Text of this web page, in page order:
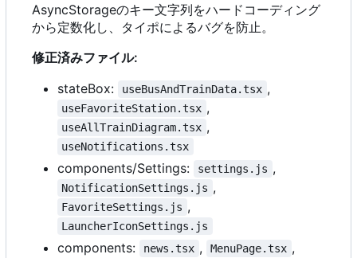
AsyncStorageのキー文字列をハードコーディング
から定数化し、タイポによるバグを防止。
修正済みファイル:
stateBox:
useBusAndTrainData.tsx ,
useFavoriteStation.tsx ,
useAllTrainDiagram.tsx ,
useNotifications.tsx
components/Settings: settings.js ,
NotificationSettings.js ,
FavoriteSettings.js ,
LauncherIconSettings.js
components: news.tsx , MenuPage.tsx ,